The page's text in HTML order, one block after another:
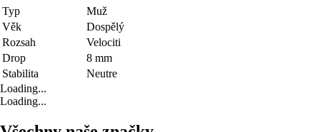
Typ
Muž
Věk
Dospělý
Rozsah
Velociti
Drop
8 mm
Stabilita
Neutre
Loading...
Loading...